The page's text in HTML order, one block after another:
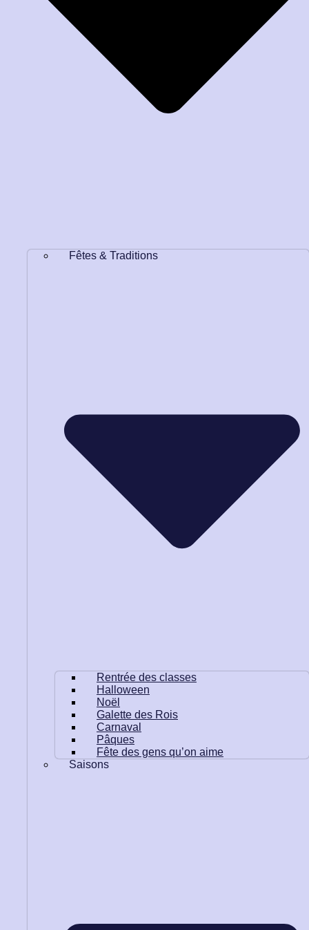
Fêtes & Traditions
Rentrée des classes
Halloween
Noël
Galette des Rois
Carnaval
Pâques
Fête des gens qu’on aime
Saisons